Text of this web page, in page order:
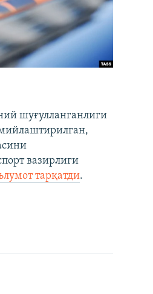
шуғулланганлиги
вазирлиги
тарқатди.